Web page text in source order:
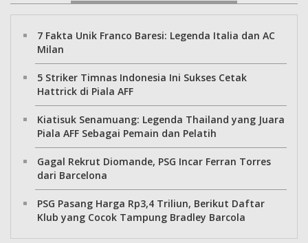
7 Fakta Unik Franco Baresi: Legenda Italia dan AC
Milan
5 Striker Timnas Indonesia Ini Sukses Cetak
Hattrick di Piala AFF
Kiatisuk Senamuang: Legenda Thailand yang Juara
Piala AFF Sebagai Pemain dan Pelatih
Gagal Rekrut Diomande, PSG Incar Ferran Torres
dari Barcelona
PSG Pasang Harga Rp3,4 Triliun, Berikut Daftar
Klub yang Cocok Tampung Bradley Barcola